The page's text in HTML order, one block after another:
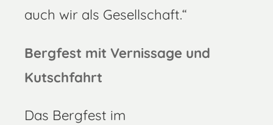
auch wir als Gesellschaft.“
Bergfest mit Vernissage und
Kutschfahrt
Das Bergfest im